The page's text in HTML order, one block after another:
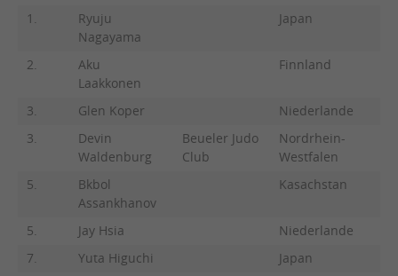
1.
Ryuju
Nagayama
Japan
2.
Aku
Laakkonen
Finnland
3. Glen Koper
Niederlande
3.
Devin
Waldenburg
Beueler Judo
Club
Nordrhein-
Westfalen
5.
Bkbol
Assankhanov
Kasachstan
5. Jay Hsia
Niederlande
7.
Yuta Higuchi
Japan